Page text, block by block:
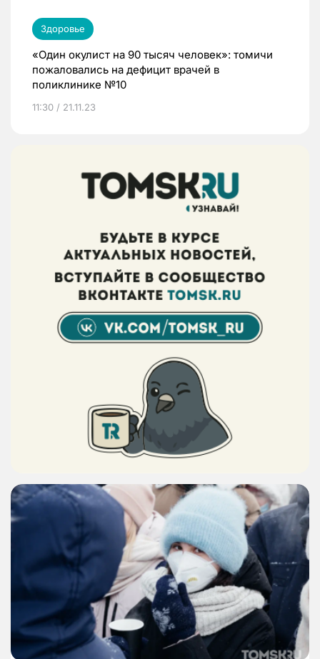
Здоровье
«Один окулист на 90 тысяч человек»: томичи
пожаловались на дефицит врачей в
поликлинике №10
11:30 / 21.11.23